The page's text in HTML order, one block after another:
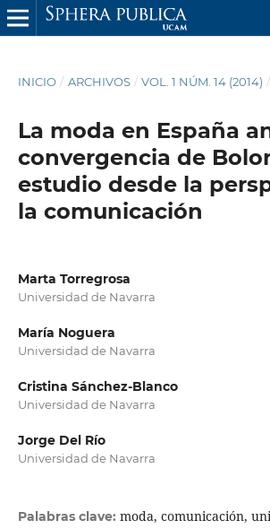
INICIO / ARCHIVOS / VOL. 1 NÚM. 14 (2014) /
La moda en España
convergencia de
estudio desde la
la comunicación
Marta Torregrosa
Universidad de Navarra
María Noguera
Universidad de Navarra
Cristina Sánchez-Blanco
Universidad de Navarra
Jorge Del Río
Universidad de Navarra
Palabras clave: moda, comunicación,